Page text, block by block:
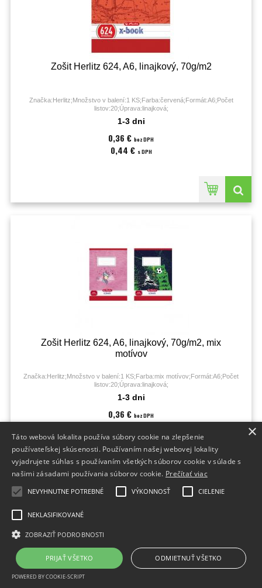
Zošit Herlitz 624, A6, linajkový, 70g/m2
Značka:Herlitz;Množstvo v balení:1 KS;Farba:červená;Formát:A6;Počet
listov:20;Úprava:linajková;
1-3 dni
0,36 € bez DPH
0,44 € s DPH
Zošit Herlitz 624, A6, linajkový, 70g/m2, mix
motívov
Značka:Herlitz;Množstvo v balení:1 KS;Farba:mix motívov;Formát:A6;Počet
listov:20;Úprava:linajková;
1-3 dni
0,36 € bez DPH
ZĽAVA
×
Táto webová lokalita používa súbory cookie na zlepšenie
používateľskej skúsenosti. Používaním našej webovej lokality
vyjadrujete súhlas s používaním všetkých súborov cookie v súlade s
našimi zásadami používania súborov cookie. Prečítať viac
NEVYHNUTNE POTREBNÉ VÝKONNOSŤ CIELENIE
NEKLASIFIKOVANÉ
ZOBRAZIŤ PODROBNOSTI
PRIJAŤ VŠETKO ODMIETNUŤ VŠETKO
POWERED BY COOKIE-SCRIPT